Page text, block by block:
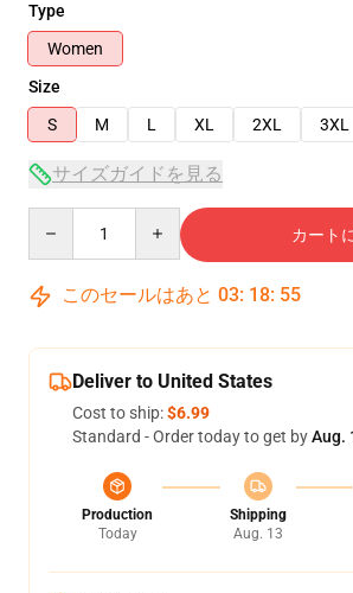
Type
Women
Size
S
M L XL 2XL 3XL
サイズガイドを見る
カート
このセールはあと 03: 18: 54
Deliver to United States
Cost to ship:$6.99
Standard - Order today to get byAug.
Production
Today
Shipping
Aug. 13